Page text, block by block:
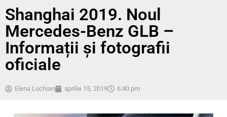
Shanghai 2019. Noul
Mercedes-Benz GLB –
Informații și fotografii
oficiale
Elena Luchian aprilie 15, 2019 6:40 pm